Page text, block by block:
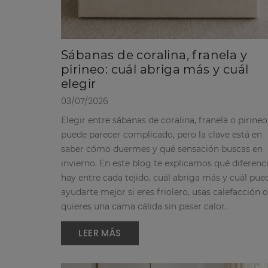
Sábanas de coralina, franela y
pirineo: cuál abriga más y cuál
elegir
03/07/2026
Elegir entre sábanas de coralina, franela o pirineo
puede parecer complicado, pero la clave está en
saber cómo duermes y qué sensación buscas en
invierno. En este blog te explicamos qué
hay entre cada tejido, cuál abriga más y cuál
ayudarte mejor si eres friolero, usas calefacción o
quieres una cama cálida sin pasar calor.
LEER MÁS